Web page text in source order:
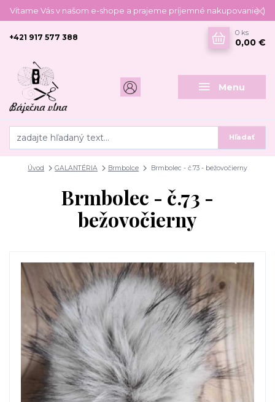
Vítame Vás v našom e-shope a prajeme príjemné nakupovanie :)
Menu
Hľadať
+421 917 577 388
0 ks
0,00 €
Úvod GALANTÉRIA Brmbolce Brmbolec - č.73 - bežovočierny
Brmbolec - č.73 -
bežovočierny